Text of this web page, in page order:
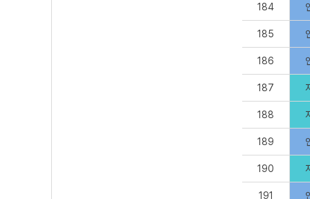
184
185
186
187
188
189
190
191